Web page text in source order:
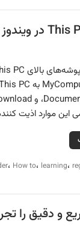
این موارد اذیت
، How to، learning،